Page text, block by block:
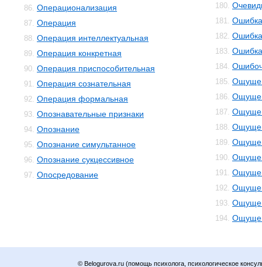
86. Операционализация
87. Операция
88. Операция интеллектуальная
89. Операция конкретная
90. Операция приспособительная
91. Операция сознательная
92. Операция формальная
93. Опознавательные признаки
94. Опознание
95. Опознание симультанное
96. Опознание сукцессивное
97. Опосредование
180.
181. Ошибка
182.
183.
184.
185.
186.
187.
188.
189.
190.
191.
192.
193.
194.
© Belogurova.ru (помощь психолога, психологическое